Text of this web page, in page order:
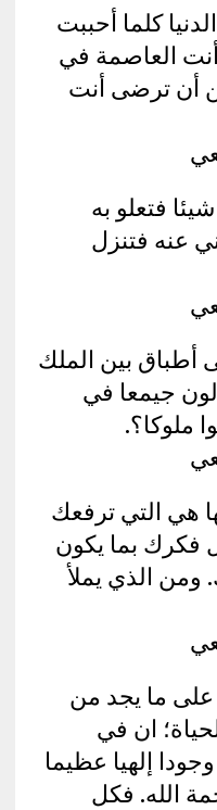
كلما أحببت
العاصمة في
أن ترضى أنت
فتعلو به
عنه فتنزل
أطباق بين الملك
جيمعا في
ملوكا؟.
هي التي ترفعك
فكرك بما يكون
الذي يملأ
على ما يجد من
ان في
إلهيا عظيما
الله. فكل